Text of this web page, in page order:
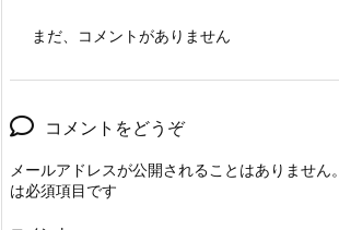
まだ、コメントがありません
コメントをどうぞ
メールアドレスが公開されることはありません。
は必須項目です